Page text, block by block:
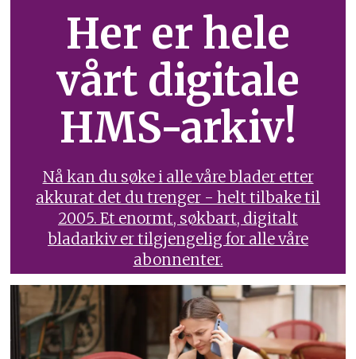
Her er hele
vårt digitale
HMS-arkiv!
Nå kan du søke i alle våre blader etter
akkurat det du trenger - helt tilbake til
2005. Et enormt, søkbart, digitalt
bladarkiv er tilgjengelig for alle våre
abonnenter.